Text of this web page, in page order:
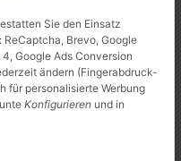
Sie den Einsatz
Brevo, Google
Google Ads Conversion
ändern (Fingerabdruck-
für personalisierte Werbung
Konfigurieren und in